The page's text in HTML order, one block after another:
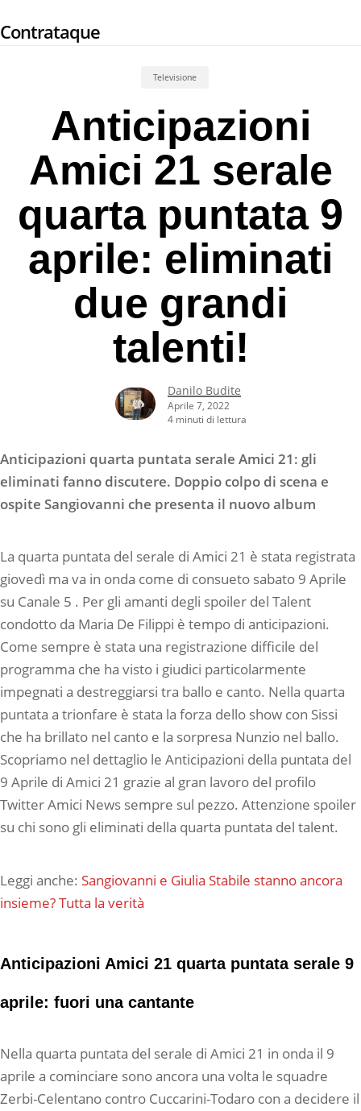
to
Contrataque
Televisione
Anticipazioni
Amici 21 serale
quarta puntata 9
aprile: eliminati
due grandi
talenti!
Danilo Budite
Aprile 7, 2022
4 minuti di lettura
Anticipazioni quarta puntata serale Amici 21: gli
eliminati fanno discutere. Doppio colpo di scena e
ospite Sangiovanni che presenta il nuovo album
La quarta puntata del serale di Amici 21 è stata registrata
giovedì ma va in onda come di consueto sabato 9 Aprile
su Canale 5 . Per gli amanti degli spoiler del Talent
condotto da Maria De Filippi è tempo di anticipazioni.
Come sempre è stata una registrazione difficile del
programma che ha visto i giudici particolarmente
impegnati a destreggiarsi tra ballo e canto. Nella quarta
puntata a trionfare è stata la forza dello show con Sissi
che ha brillato nel canto e la sorpresa Nunzio nel ballo.
Scopriamo nel dettaglio le Anticipazioni della puntata del
9 Aprile di Amici 21 grazie al gran lavoro del profilo
Twitter Amici News sempre sul pezzo. Attenzione spoiler
su chi sono gli eliminati della quarta puntata del talent.
Leggi anche: Sangiovanni e Giulia Stabile stanno ancora
insieme? Tutta la verità
Anticipazioni Amici 21 quarta puntata serale 9
aprile: fuori una cantante
Nella quarta puntata del serale di Amici 21 in onda il 9
aprile a cominciare sono ancora una volta le squadre
Zerbi-Celentano contro Cuccarini-Todaro con a decidere il